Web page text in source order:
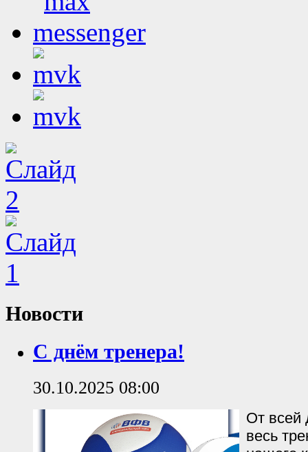
Новости
С днём тренера!
30.10.2025 08:00
От всей
весь